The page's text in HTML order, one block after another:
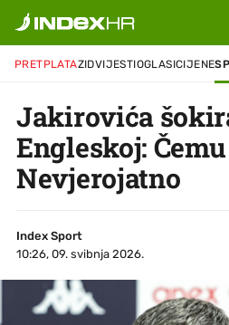
PRETPLATAZIDVIJESTIOGLASICIJENE
Jakirovića
Engleskoj:
Nevjerojatno
Index Sport
10:26, 09. svibnja 2026.